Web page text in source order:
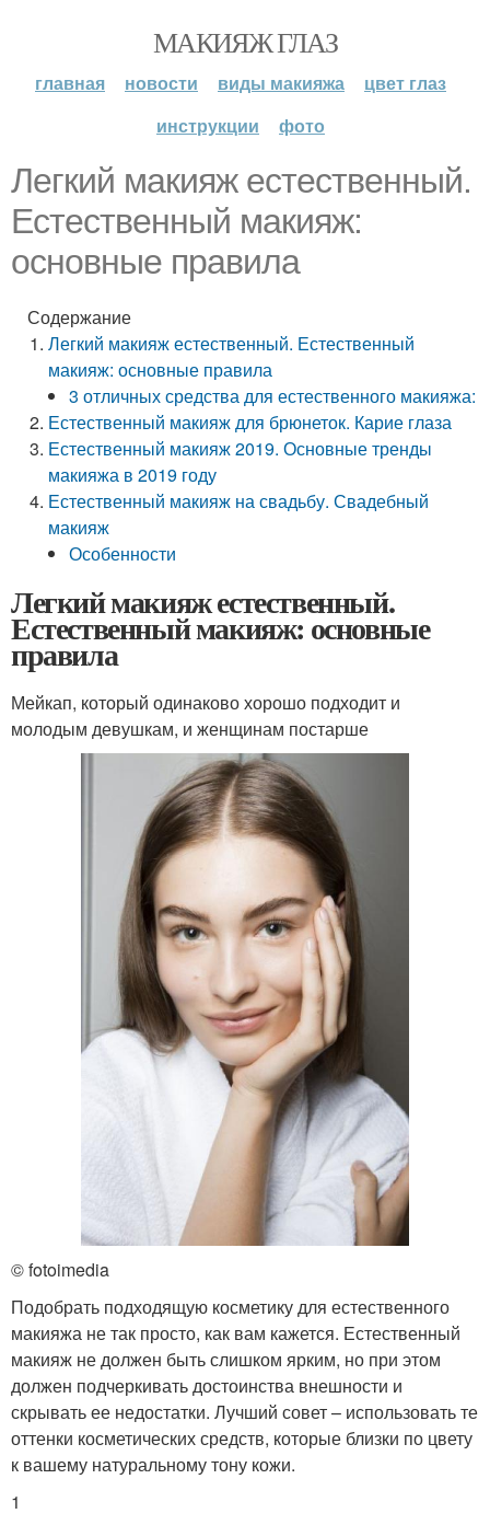
МАКИЯЖ ГЛАЗ
главная новости виды макияжа
цвет глаз
инструкции
фото
Легкий макияж естественный.
Естественный макияж:
основные правила
Содержание
Легкий макияж естественный. Естественный
макияж: основные правила
3 отличных средства для естественного макияжа:
Естественный макияж для брюнеток. Карие глаза
Естественный макияж 2019. Основные тренды
макияжа в 2019 году
Естественный макияж на свадьбу. Свадебный
макияж
Особенности
Легкий макияж естественный.
Естественный макияж: основные
правила
Мейкап, который одинаково хорошо подходит и
молодым девушкам, и женщинам постарше
© fotoimedia
Подобрать подходящую косметику для естественного
макияжа не так просто, как вам кажется. Естественный
макияж не должен быть слишком ярким, но при этом
должен подчеркивать достоинства внешности и
скрывать ее недостатки. Лучший совет – использовать те
оттенки косметических средств, которые близки по цвету
к вашему натуральному тону кожи.
1